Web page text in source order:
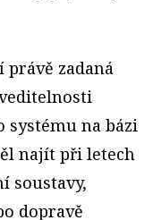
zadaná
systému na bázi
najít při letech
soustavy,
dopravě